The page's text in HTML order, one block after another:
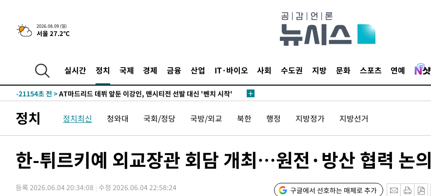
2026.08.09 (일)
서울 27.2℃
실시간 정치 국제 경제 금융 산업 IT·바이오 사회 수도권 지방 문화 스포츠 연예
-30650초 전 >'AT마드리드 7번' 이강인, 맨시티 상대로 비공식 데뷔전
-30152초 전 > [속보]'AT마드리드 7번' 이강인, 맨시티 상대로 비공식 데뷔전
-24812초 전 >
이강인 ATM 입단식에 '상암벌 들썩'…"세계적인 선수 되길"
-23808초 전 >
-21154초 전 >AT마드리드 데뷔 앞둔 이강인, 맨시티전 선발 대신 '벤치 시작'
44.40%
-19118초 전 >
與 강원·TK 당원투표 합산 김민석 46.01%로 승리…정청래
-18958초 전 >[속보]與전대 권리당원투표…강원·경북 김민석, 대구 정청래 승리
45.71%
-18667초 전 >
[속보]與 당대표 경선, 대구 권리당원 투표 정청래 47.82%·김민석
득표
-16382초 전 >"일본축구협회, 대한축구협회 성 접대 의혹 심판 조사"
정치 정치최신 청와대 국회/정당 국방/외교 북한 행정 지방정가 지방선거
한-튀르키예 외교장관 회담 개최…원전·방산 협력 논의
등록 2026.06.04 20:34:08 수정 2026.06.04 22:58:24 구글에서 선호하는 매체로 추가